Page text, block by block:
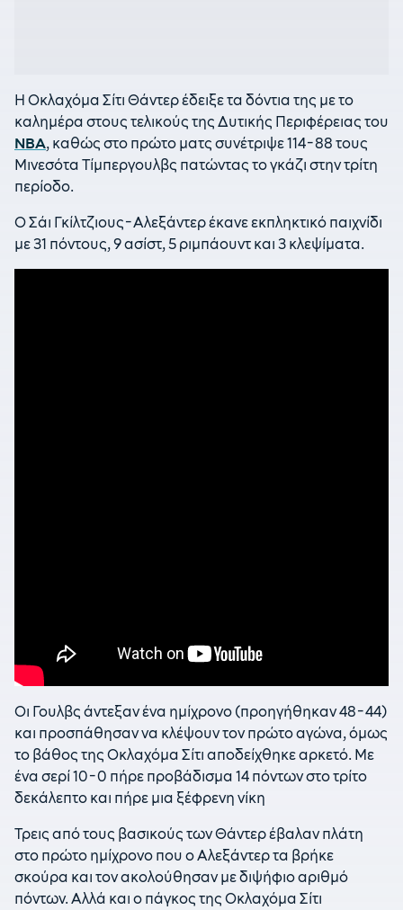
Η Οκλαχόμα Σίτι Θάντερ έδειξε τα δόντια της με το
καλημέρα στους τελικούς της Δυτικής Περιφέρειας του
ΝΒΑ, καθώς στο πρώτο ματς συνέτριψε 114-88 τους
Μινεσότα Τίμπεργουλβς πατώντας το γκάζι στην τρίτη
περίοδο.
Ο Σάι Γκίλτζιους-Αλεξάντερ έκανε εκπληκτικό παιχνίδι
με 31 πόντους, 9 ασίστ, 5 ριμπάουντ και 3 κλεψίματα.
Οι Γουλβς άντεξαν ένα ημίχρονο (προηγήθηκαν 48-44)
και προσπάθησαν να κλέψουν τον πρώτο αγώνα, όμως
το βάθος της Οκλαχόμα Σίτι αποδείχθηκε αρκετό. Με
ένα σερί 10-0 πήρε προβάδισμα 14 πόντων στο τρίτο
δεκάλεπτο και πήρε μια ξέφρενη νίκη
Τρεις από τους βασικούς των Θάντερ έβαλαν πλάτη
στο πρώτο ημίχρονο που ο Αλεξάντερ τα βρήκε
σκούρα και τον ακολούθησαν με διψήφιο αριθμό
πόντων. Αλλά και ο πάγκος της Οκλαχόμα Σίτι